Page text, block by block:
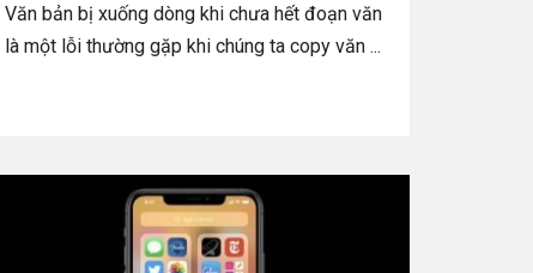
Văn bản bị xuống dòng khi chưa hết đoạn văn
là một lỗi thường gặp khi chúng ta copy văn ...